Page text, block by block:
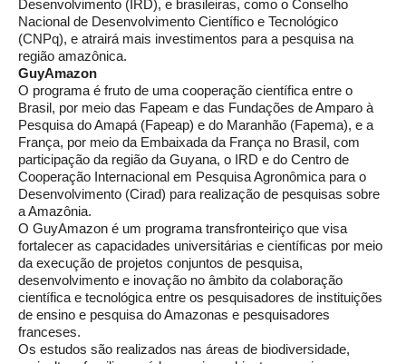
Desenvolvimento (IRD), e brasileiras, como o Conselho
Nacional de Desenvolvimento Científico e Tecnológico
(CNPq), e atrairá mais investimentos para a pesquisa na
região amazônica.
GuyAmazon
O programa é fruto de uma cooperação científica entre o
Brasil, por meio das Fapeam e das Fundações de Amparo à
Pesquisa do Amapá (Fapeap) e do Maranhão (Fapema), e a
França, por meio da Embaixada da França no Brasil, com
participação da região da Guyana, o IRD e do Centro de
Cooperação Internacional em Pesquisa Agronômica para o
Desenvolvimento (Cirad) para realização de pesquisas sobre
a Amazônia.
O GuyAmazon é um programa transfronteiriço que visa
fortalecer as capacidades universitárias e científicas por meio
da execução de projetos conjuntos de pesquisa,
desenvolvimento e inovação no âmbito da colaboração
científica e tecnológica entre os pesquisadores de instituições
de ensino e pesquisa do Amazonas e pesquisadores
franceses.
Os estudos são realizados nas áreas de biodiversidade,